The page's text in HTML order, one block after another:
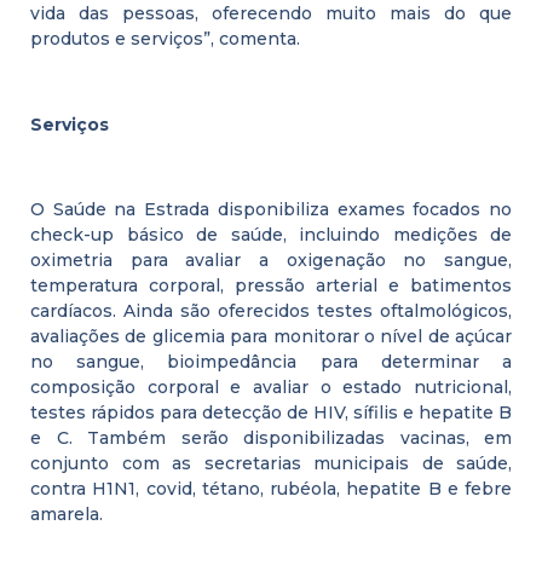
vida das pessoas, oferecendo muito mais do que
produtos e serviços”, comenta.
Serviços
O Saúde na Estrada disponibiliza exames focados no
check-up básico de saúde, incluindo medições de
oximetria para avaliar a oxigenação no sangue,
temperatura corporal, pressão arterial e batimentos
cardíacos. Ainda são oferecidos testes oftalmológicos,
avaliações de glicemia para monitorar o nível de açúcar
no sangue, bioimpedância para determinar a
composição corporal e avaliar o estado nutricional,
testes rápidos para detecção de HIV, sífilis e hepatite B
e C. Também serão disponibilizadas vacinas, em
conjunto com as secretarias municipais de saúde,
contra H1N1, covid, tétano, rubéola, hepatite B e febre
amarela.